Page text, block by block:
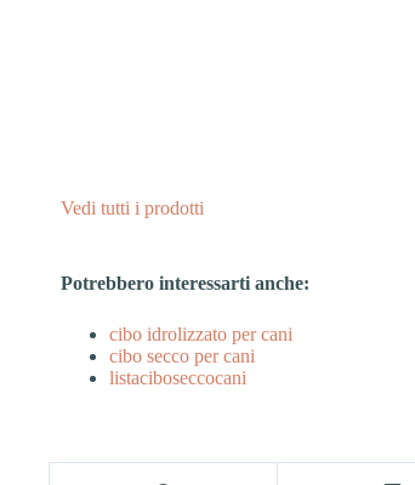
Vedi tutti i prodotti
Potrebbero interessarti anche:
cibo idrolizzato per cani
cibo secco per cani
listaciboseccocani